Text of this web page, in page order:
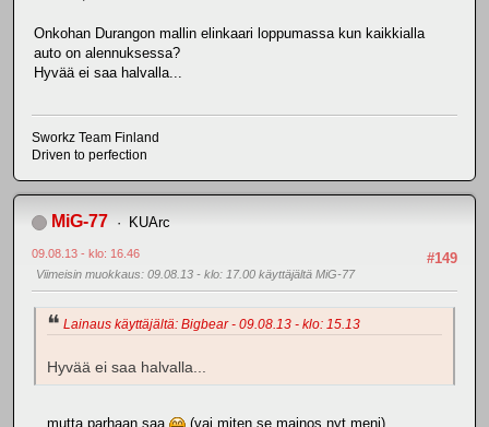
Onkohan Durangon mallin elinkaari loppumassa kun kaikkialla
auto on alennuksessa?
Hyvää ei saa halvalla...
Sworkz Team Finland
Driven to perfection
MiG-77 KUArc
#149
09.08.13 - klo: 16.46
Viimeisin muokkaus: 09.08.13 - klo: 17.00 käyttäjältä MiG-77
Lainaus käyttäjältä: Bigbear - 09.08.13 - klo: 15.13
Hyvää ei saa halvalla...
...mutta parhaan saa (vai miten se mainos nyt meni)